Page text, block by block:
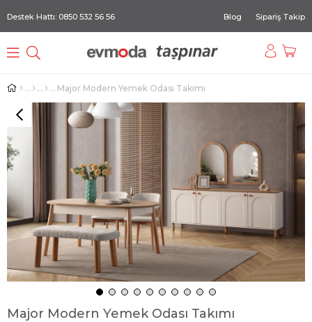
Destek Hattı: 0850 532 56 56 Blog Sipariş Takip
Major Modern Yemek Odası Takımı
Major Modern Yemek Odası Takımı